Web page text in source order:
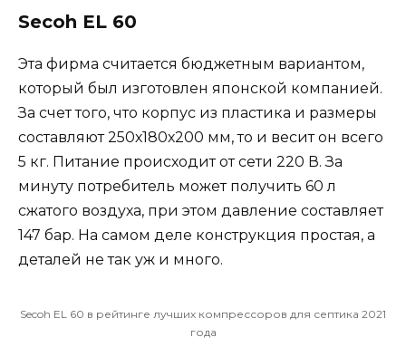
Secoh EL 60
Эта фирма считается бюджетным вариантом,
который был изготовлен японской компанией.
За счет того, что корпус из пластика и размеры
составляют 250х180х200 мм, то и весит он всего
5 кг. Питание происходит от сети 220 В. За
минуту потребитель может получить 60 л
сжатого воздуха, при этом давление составляет
147 бар. На самом деле конструкция простая, а
деталей не так уж и много.
Secoh EL 60 в рейтинге лучших компрессоров для септика 2021
года